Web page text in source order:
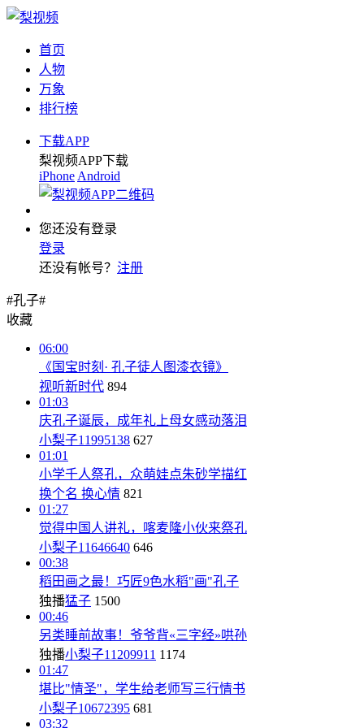
首页
人物
万象
排行榜
下载APP
梨视频APP下载
iPhone Android
您还没有登录
登录
还没有帐号？ 注册
#孔子#
收藏
06:00
《国宝时刻· 孔子徒人图漆衣镜》
视听新时代 894
01:03
庆孔子诞辰，成年礼上母女感动落泪
小梨子11995138 627
01:01
小学千人祭孔，众萌娃点朱砂学描红
换个名 换心情 821
01:27
觉得中国人讲礼，喀麦隆小伙来祭孔
小梨子11646640 646
00:38
稻田画之最！巧匠9色水稻"画"孔子
独播猛子 1500
00:46
另类睡前故事！爷爷背«三字经»哄孙
独播小梨子11209911 1174
01:47
堪比"情圣"，学生给老师写三行情书
小梨子10672395 681
03:32